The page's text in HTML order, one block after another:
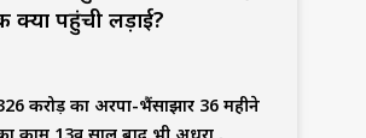
क्यों पहुंची लड़ाई?
करोड़ का अरपा-भैंसाझार 36 महीने
काम 13वें साल बाद भी अधूरा ,